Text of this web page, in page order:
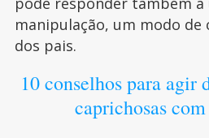
manipulação, um modo de
dos pais.
10 conselhos para agir
caprichosas